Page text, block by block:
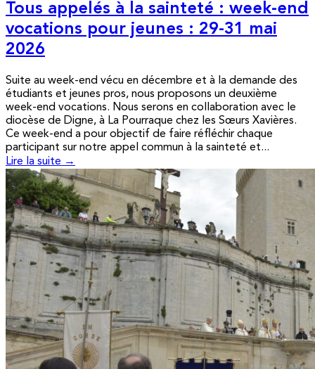
Tous appelés à la sainteté : week-end
vocations pour jeunes : 29-31 mai
2026
Suite au week-end vécu en décembre et à la demande des
étudiants et jeunes pros, nous proposons un deuxième
week-end vocations. Nous serons en collaboration avec le
diocèse de Digne, à La Pourraque chez les Sœurs Xavières.
Ce week-end a pour objectif de faire réfléchir chaque
participant sur notre appel commun à la sainteté et...
Lire la suite →